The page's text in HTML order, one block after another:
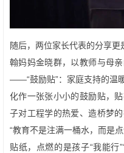
随后，两位家长代表的分享
翰妈妈金晓群，以教师与母
——“鼓励贴”：家庭支持的温
化作一张张小小的鼓励贴，
子对工程学的热爱、造桥梦
“教育不是注满一桶水，而是
贴纸，点燃的是孩子“我能行